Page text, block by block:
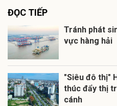
ĐỌC TIẾP
Tránh phát
vực hàng hải
"Siêu đô thị"
thúc đẩy thị
cánh